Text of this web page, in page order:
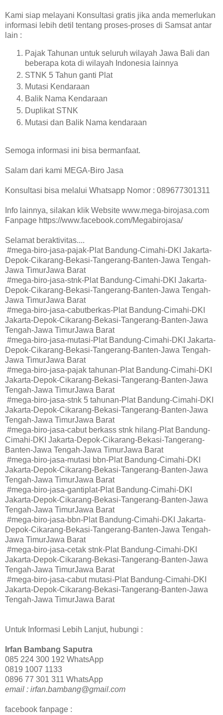
Kami siap melayani Konsultasi gratis jika anda memerlukan
informasi lebih detil tentang proses-proses di Samsat antar
lain :
Pajak Tahunan untuk seluruh wilayah Jawa Bali dan
beberapa kota di wilayah Indonesia lainnya
STNK 5 Tahun ganti Plat
Mutasi Kendaraan
Balik Nama Kendaraan
Duplikat STNK
Mutasi dan Balik Nama kendaraan
Semoga informasi ini bisa bermanfaat.
Salam dari kami MEGA-Biro Jasa
Konsultasi bisa melalui Whatsapp Nomor : 089677301311
Info lainnya, silakan klik Website www.mega-birojasa.com
Fanpage https://www.facebook.com/Megabirojasa/
Selamat beraktivitas....
#mega-biro-jasa-pajak-Plat Bandung-Cimahi-DKI Jakarta-
Depok-Cikarang-Bekasi-Tangerang-Banten-Jawa Tengah-
Jawa TimurJawa Barat
#mega-biro-jasa-stnk-Plat Bandung-Cimahi-DKI Jakarta-
Depok-Cikarang-Bekasi-Tangerang-Banten-Jawa Tengah-
Jawa TimurJawa Barat
#mega-biro-jasa-cabutberkas-Plat Bandung-Cimahi-DKI
Jakarta-Depok-Cikarang-Bekasi-Tangerang-Banten-Jawa
Tengah-Jawa TimurJawa Barat
#mega-biro-jasa-mutasi-Plat Bandung-Cimahi-DKI Jakarta-
Depok-Cikarang-Bekasi-Tangerang-Banten-Jawa Tengah-
Jawa TimurJawa Barat
#mega-biro-jasa-pajak tahunan-Plat Bandung-Cimahi-DKI
Jakarta-Depok-Cikarang-Bekasi-Tangerang-Banten-Jawa
Tengah-Jawa TimurJawa Barat
#mega-biro-jasa-stnk 5 tahunan-Plat Bandung-Cimahi-DKI
Jakarta-Depok-Cikarang-Bekasi-Tangerang-Banten-Jawa
Tengah-Jawa TimurJawa Barat
#mega-biro-jasa-cabut berkass stnk hilang-Plat Bandung-
Cimahi-DKI Jakarta-Depok-Cikarang-Bekasi-Tangerang-
Banten-Jawa Tengah-Jawa TimurJawa Barat
#mega-biro-jasa-mutasi bbn-Plat Bandung-Cimahi-DKI
Jakarta-Depok-Cikarang-Bekasi-Tangerang-Banten-Jawa
Tengah-Jawa TimurJawa Barat
#mega-biro-jasa-gantiplat-Plat Bandung-Cimahi-DKI
Jakarta-Depok-Cikarang-Bekasi-Tangerang-Banten-Jawa
Tengah-Jawa TimurJawa Barat
#mega-biro-jasa-bbn-Plat Bandung-Cimahi-DKI Jakarta-
Depok-Cikarang-Bekasi-Tangerang-Banten-Jawa Tengah-
Jawa TimurJawa Barat
#mega-biro-jasa-cetak stnk-Plat Bandung-Cimahi-DKI
Jakarta-Depok-Cikarang-Bekasi-Tangerang-Banten-Jawa
Tengah-Jawa TimurJawa Barat
#mega-biro-jasa-cabut mutasi-Plat Bandung-Cimahi-DKI
Jakarta-Depok-Cikarang-Bekasi-Tangerang-Banten-Jawa
Tengah-Jawa TimurJawa Barat
Untuk Informasi Lebih Lanjut, hubungi :
Irfan Bambang Saputra
085 224 300 192 WhatsApp
0819 1007 1133
0896 77 301 311 WhatsApp
email : irfan.bambang@gmail.com
facebook fanpage :